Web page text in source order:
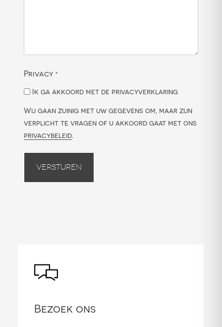
Privacy *
Ik ga akkoord met de privacyverklaring
Wij gaan zuinig met uw gegevens om, maar zijn
verplicht te vragen of u akkoord gaat met ons
privacybeleid.
Versturen
Bezoek ons